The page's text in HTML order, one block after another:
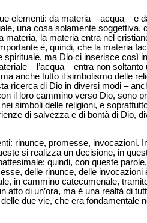
elementi: da materia – acqua – e
una cosa solamente soggettiva,
la materia entra nel
è, quindi, che la materia
ma Dio ci inserisce così
– l’acqua – entra non soltanto
anche tutto il simbolismo delle
ricerca di Dio in diversi modi –
il loro cammino verso Dio, sono
simboli delle religioni, e
di salvezza e di bontà di Dio,
rinunce, promesse, invocazioni.
si realizza un decisione, in
quindi, con queste
delle rinunce, delle invocazioni
in cammino catecumenale,
di un’ora, ma è una realtà di
due vie, che era fondamentale